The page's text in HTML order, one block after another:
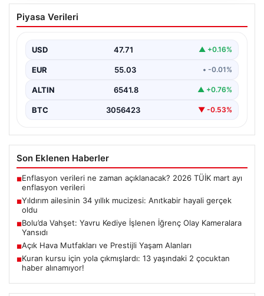
Yıldırım ailesinin 34 yıllık mucizesi:
Anıtkabir hayali gerçek oldu
Zeynep Yıldırım (59), tam 34 yıl boyunca…
Piyasa Verileri
USD 47.71 ▲ +0.16%
EUR 55.03 • -0.01%
ALTIN 6541.8 ▲ +0.76%
BTC 3056423 ▼ -0.53%
Son Eklenen Haberler
■Enflasyon verileri ne zaman açıklanacak? 2026 TÜİK mart ayı
enflasyon verileri
■Yıldırım ailesinin 34 yıllık mucizesi: Anıtkabir hayali gerçek
oldu
■Bolu’da Vahşet: Yavru Kediye İşlenen İğrenç Olay Kameralara
Yansıdı
■Açık Hava Mutfakları ve Prestijli Yaşam Alanları
■Kuran kursu için yola çıkmışlardı: 13 yaşındaki 2 çocuktan
haber alınamıyor!